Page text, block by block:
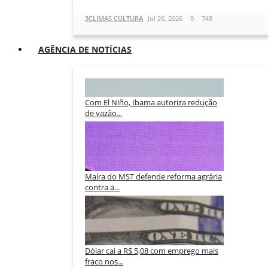
3CLIMAS CULTURA Jul 26, 2026 0 748
AGÊNCIA DE NOTÍCIAS
Com El Niño, Ibama autoriza redução
de vazão...
3CLIMAS CULTURA Ago 7, 2026 0 43
Maíra do MST defende reforma agrária
contra a...
3CLIMAS CULTURA Ago 7, 2026 0 38
Dólar cai a R$ 5,08 com emprego mais
fraco nos...